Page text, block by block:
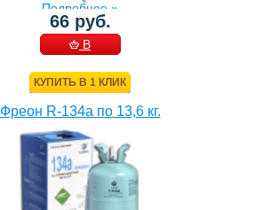
Подробнее »
66 руб.
В
КУПИТЬ В 1 КЛИК
Фреон R-134a по 13,6 кг.